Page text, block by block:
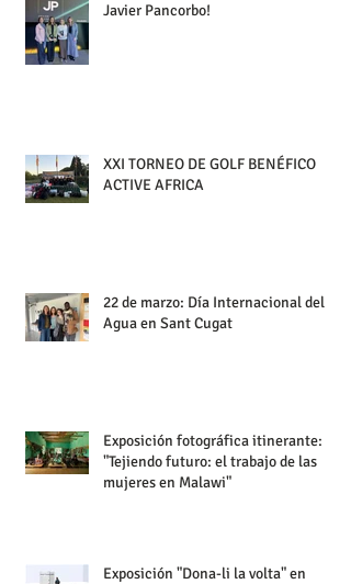
Javier Pancorbo!
XXI TORNEO DE GOLF BENÉFICO
ACTIVE AFRICA
22 de marzo: Día Internacional del
Agua en Sant Cugat
Exposición fotográfica itinerante:
"Tejiendo futuro: el trabajo de las
mujeres en Malawi"
Exposición "Dona-li la volta" en